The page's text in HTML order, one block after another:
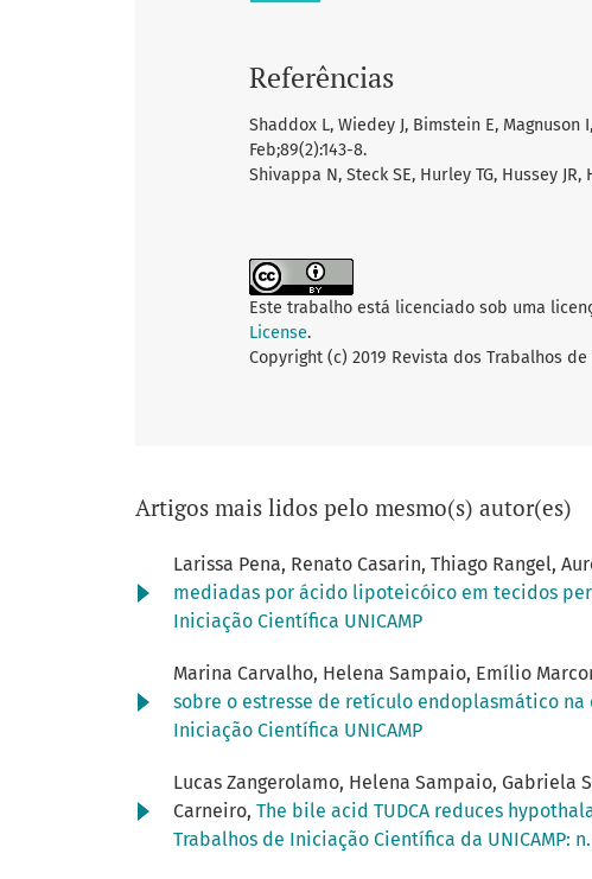
Referências
Shaddox L, Wiedey J, Bimstein E, Magnuson
Feb;89(2):143-8.
Shivappa N, Steck SE, Hurley TG, Hussey
Este trabalho está licenciado sob uma
License.
Copyright (c) 2019 Revista dos Trabalhos
Artigos mais lidos pelo mesmo(s) autor(es)
Larissa Pena, Renato Casarin, Thiago Rangel,
mediadas por ácido lipoteicóico em tecidos
Iniciação Científica UNICAMP
Marina Carvalho, Helena Sampaio, Emílio
sobre o estresse de retículo endoplasmático na
Iniciação Científica UNICAMP
Lucas Zangerolamo, Helena Sampaio, Gabriela
Carneiro, The bile acid TUDCA reduces
Trabalhos de Iniciação Científica da UNICAMP: